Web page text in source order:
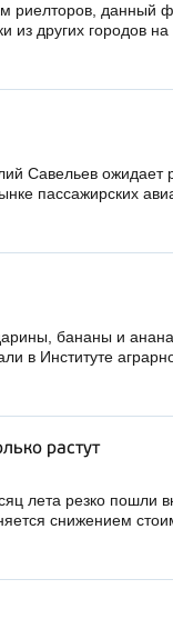
риелторов, данный
из других городов на
Савельев ожидает
пассажирских
бананы и
в Институте
растут
лета резко пошли
снижением